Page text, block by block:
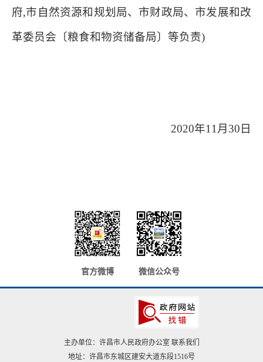
府,市自然资源和规划局、市财政局、市发展和改
革委员会〔粮食和物资储备局〕等负责)
2020年11月30日
官方微博 微信公众号
主办单位：许昌市人民政府办公室 联系我们
地址：许昌市东城区建安大道东段1516号